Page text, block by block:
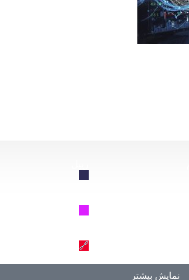
🔗
نمایش بیشتر